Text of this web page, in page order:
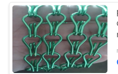
POLICY